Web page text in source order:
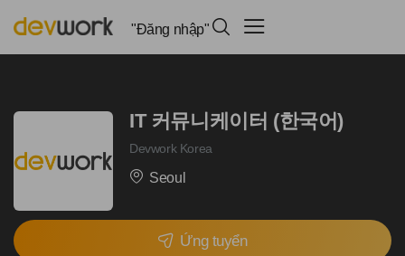
"Đăng nhập"
IT 커뮤니케이터 (한국어)
Devwork Korea
Seoul
Ứng tuyển